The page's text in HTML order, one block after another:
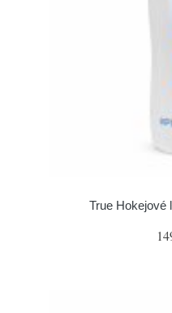
True Hokejové